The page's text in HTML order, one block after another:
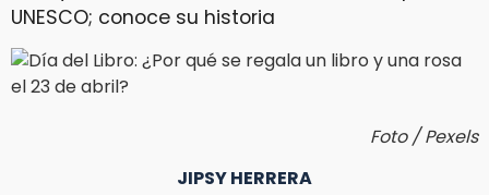
UNESCO; conoce su historia
Foto / Pexels
JIPSY HERRERA